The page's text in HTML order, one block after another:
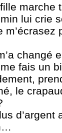
marche
lui crie
changé
fais un
le
d’argent